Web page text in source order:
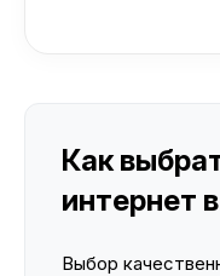
Как
интернет
Выбор